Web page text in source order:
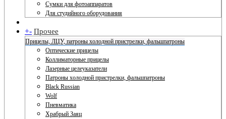
Сумки для фотоаппаратов
Для студийного оборудования
+- Прочее
Прицелы, ЛЦУ, патроны холодной пристрелки, фальшпатроны
Оптические прицелы
Коллиматорные прицелы
Лазерные целеуказатели
Патроны холодной пристрелки, фальшпатроны
Black Russian
Wolf
Пневматика
Храбрый Заяц